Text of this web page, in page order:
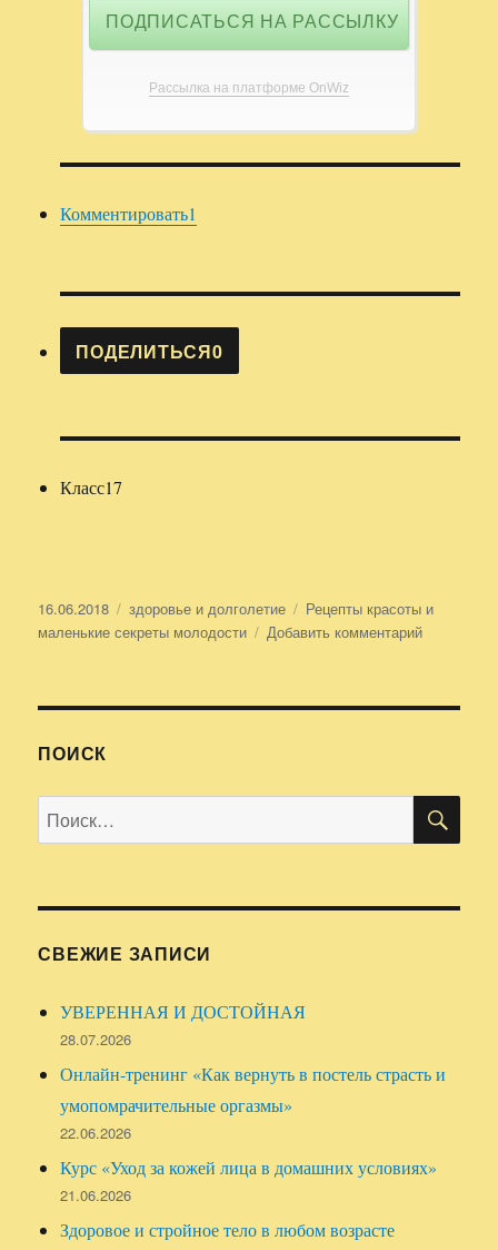
Рассылка на платформе OnWiz
Комментировать1
ПОДЕЛИТЬСЯ0
Класс17
Опубликовано
16.06.2018 Рубрики
здоровье и долголетие Метки
Рецепты красоты и
маленькие секреты молодости
Добавить комментарий
красоты
молодости
ПОИСК
Искать:
СВЕЖИЕ ЗАПИСИ
УВЕРЕННАЯ И ДОСТОЙНАЯ
28.07.2026
Онлайн-тренинг «Как вернуть в постель страсть и
умопомрачительные оргазмы»
22.06.2026
Курс «Уход за кожей лица в домашних условиях»
21.06.2026
Здоровое и стройное тело в любом возрасте